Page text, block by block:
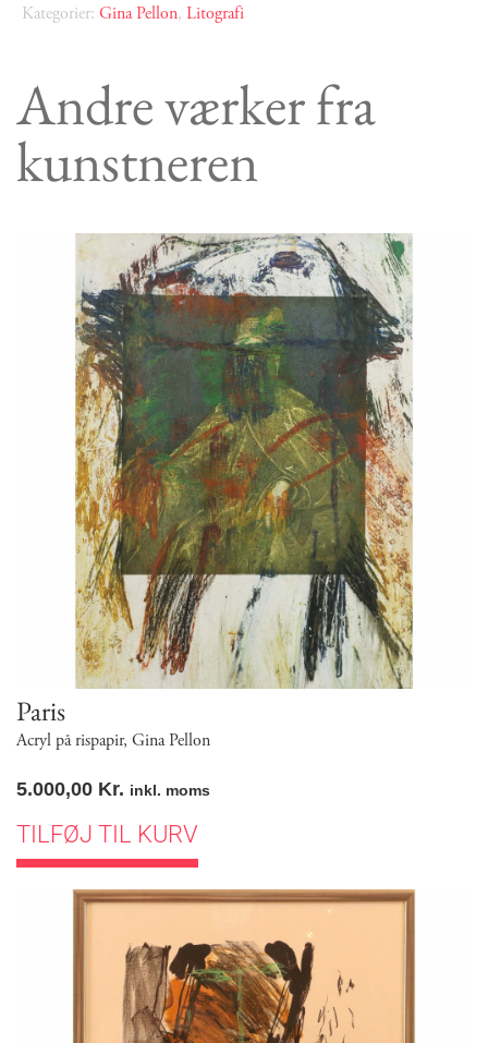
Kategorier: Gina Pellon, Litografi
Andre værker fra
kunstneren
Paris
Acryl på rispapir, Gina Pellon
5.000,00 Kr. inkl. moms
TILFØJ TIL KURV